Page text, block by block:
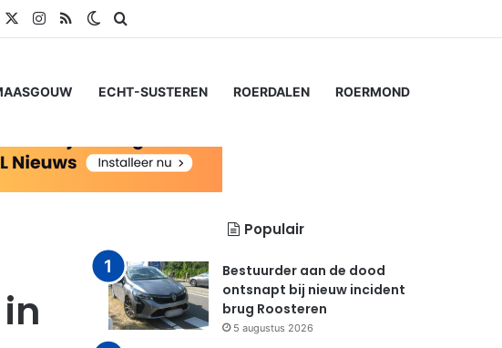
Instagram
RSSSwitch skin
ECHT-SUSTEREN ROERDALEN ROERMOND
Populair
Bestuurder aan de dood
ontsnapt bij nieuw incident
brug Roosteren
5 augustus 2026